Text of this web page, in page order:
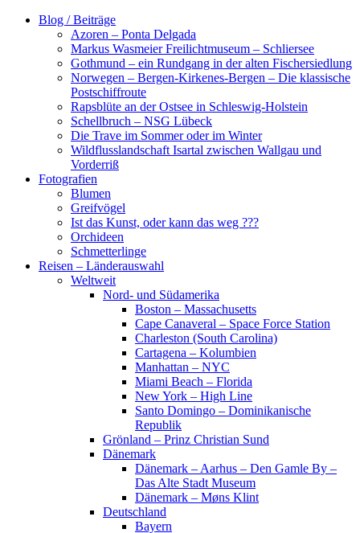
Zum
Blog / Beiträge
Azoren – Ponta Delgada
Markus Wasmeier Freilichtmuseum – Schliersee
Gothmund – ein Rundgang in der alten Fischersiedlung
Norwegen – Bergen-Kirkenes-Bergen – Die klassische
Postschiffroute
Rapsblüte an der Ostsee in Schleswig-Holstein
Schellbruch – NSG Lübeck
Die Trave im Sommer oder im Winter
Wildflusslandschaft Isartal zwischen Wallgau und
Vorderriß
Fotografien
Blumen
Greifvögel
Ist das Kunst, oder kann das weg ???
Orchideen
Schmetterlinge
Reisen – Länderauswahl
Weltweit
Nord- und Südamerika
Boston – Massachusetts
Cape Canaveral – Space Force Station
Charleston (South Carolina)
Cartagena – Kolumbien
Manhattan – NYC
Miami Beach – Florida
New York – High Line
Santo Domingo – Dominikanische
Republik
Grönland – Prinz Christian Sund
Dänemark
Dänemark – Aarhus – Den Gamle By –
Das Alte Stadt Museum
Dänemark – Møns Klint
Deutschland
Bayern